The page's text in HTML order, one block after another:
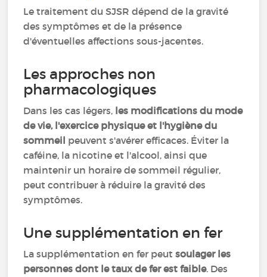
Le traitement du SJSR dépend de la gravité
des symptômes et de la présence
d'éventuelles affections sous-jacentes.
Les approches non
pharmacologiques
Dans les cas légers, les modifications du mode
de vie, l'exercice physique et l'hygiène du
sommeil peuvent s'avérer efficaces. Éviter la
caféine, la nicotine et l'alcool, ainsi que
maintenir un horaire de sommeil régulier,
peut contribuer à réduire la gravité des
symptômes.
Une supplémentation en fer
La supplémentation en fer peutsoulager les
personnes dont le taux de fer est faible. Des